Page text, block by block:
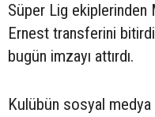
Süper Lig ekiplerinden
Ernest transferini
bugün imzayı attırdı.
Kulübün sosyal medya